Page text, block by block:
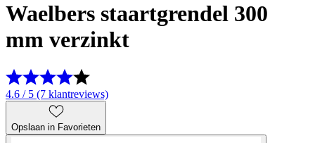
Waelbers staartgrendel 300
mm verzinkt
4.6 / 5 (7 klantreviews)
Opslaan in Favorieten